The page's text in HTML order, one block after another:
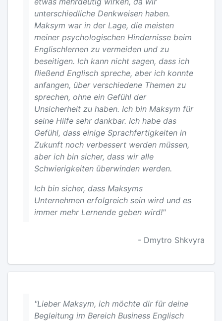
unterschiedliche Denkweisen haben.
Maksym war in der Lage, die meisten
meiner psychologischen Hindernisse beim
Englischlernen zu vermeiden und zu
beseitigen. Ich kann nicht sagen, dass ich
fließend Englisch spreche, aber ich konnte
anfangen, über verschiedene Themen zu
sprechen, ohne ein Gefühl der
Unsicherheit zu haben. Ich bin Maksym für
seine Hilfe sehr dankbar. Ich habe das
Gefühl, dass einige Sprachfertigkeiten in
Zukunft noch verbessert werden müssen,
aber ich bin sicher, dass wir alle
Schwierigkeiten überwinden werden.
Ich bin sicher, dass Maksyms
Unternehmen erfolgreich sein wird und es
immer mehr Lernende geben wird!"
- Dmytro Shkvyra
"Lieber Maksym, ich möchte dir für deine
Begleitung im Bereich Business Englisch